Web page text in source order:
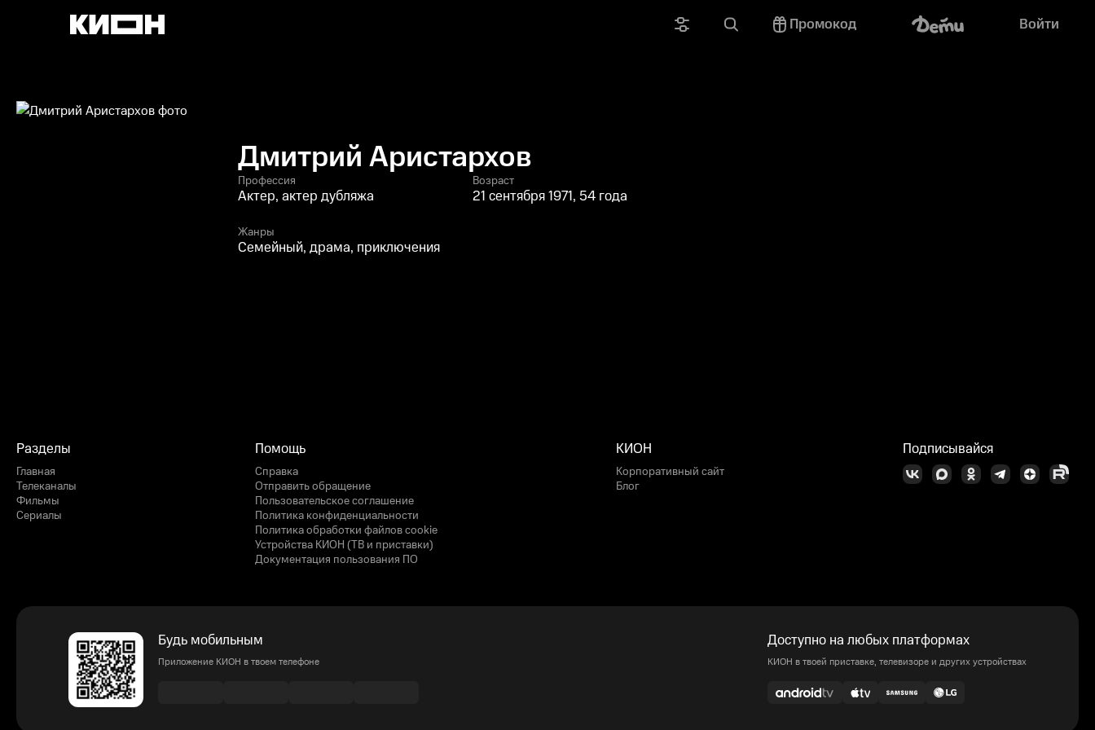
Промокод Войти
Дмитрий Аристархов
Профессия
Актер, актер дубляжа
Возраст
21 сентября 1971, 54 года
Жанры
Семейный, драма, приключения
Разделы
Главная
Телеканалы
Фильмы
Сериалы
Помощь
Справка
Отправить обращение
Пользовательское соглашение
Политика конфиденциальности
Политика обработки файлов cookie
Устройства КИОН (ТВ и приставки)
Документация пользования ПО
КИОН
Корпоративный сайт
Блог
Подписывайся
Будь мобильным
Приложение КИОН в твоем телефоне
Доступно на любых платформах
КИОН в твоей приставке, телевизоре и других устройствах